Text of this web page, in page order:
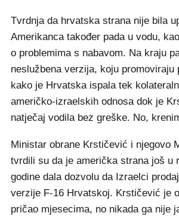
Tvrdnja da hrvatska strana nije bila
Amerikanca također pada u vodu,
o problemima s nabavom. Na kraju
neslužbena verzija, koju promoviraju
kako je Hrvatska ispala tek
američko-izraelskih odnosa dok je
natječaj vodila bez greške. No,
Ministar obrane Krstičević i njegovo
tvrdili su da je američka strana još u
godine dala dozvolu da Izraelci
verzije F-16 Hrvatskoj. Krstičević je
pričao mjesecima, no nikada ga nije